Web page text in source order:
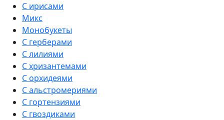
С ирисами
Микс
Монобукеты
С герберами
С лилиями
С хризантемами
С орхидеями
С альстромериями
С гортензиями
С гвоздиками